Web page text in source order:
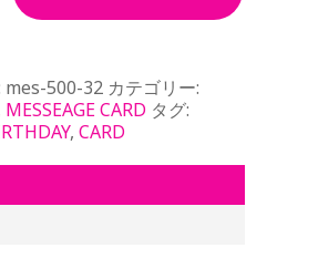
mes-500-32 カテゴリー:
MESSEAGE CARD タグ:
, CARD